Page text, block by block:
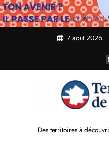
Aller
au
contenu
7 août 2026
Des territoires à